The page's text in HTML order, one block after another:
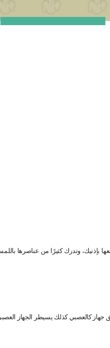
بإذنيك، وتدرك كثيرًا من عناصرها
كالعصبي كذلك يسيطر الجهاز